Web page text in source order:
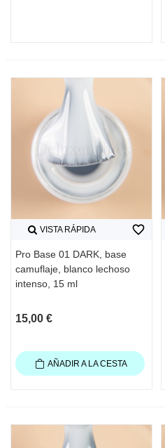
VISTA RÁPIDA
Pro Base 01 DARK, base
camuflaje, blanco lechoso
intenso, 15 ml
15,00 €
favorite_border
AÑADIR A LA CESTA